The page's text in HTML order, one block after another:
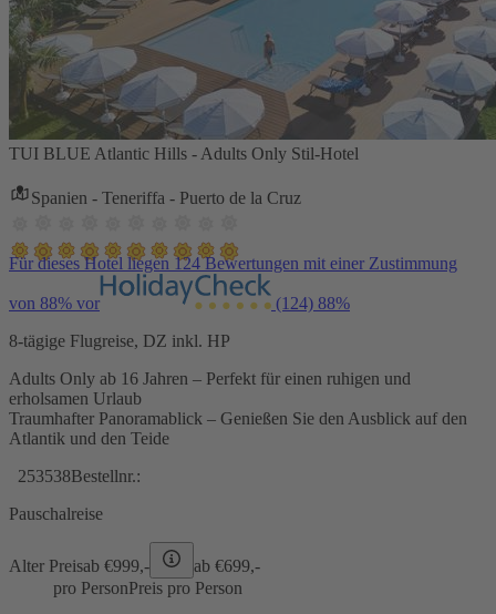
TUI BLUE Atlantic Hills - Adults Only Stil-Hotel
Spanien - Teneriffa - Puerto de la Cruz
Für dieses Hotel liegen 124 Bewertungen mit einer Zustimmung
von 88% vor (124) 88%
8-tägige Flugreise, DZ inkl. HP
Adults Only ab 16 Jahren – Perfekt für einen ruhigen und
erholsamen Urlaub
Traumhafter Panoramablick – Genießen Sie den Ausblick auf den
Atlantik und den Teide
253538Bestellnr.:
Pauschalreise
Alter Preisab €999,- ab €699,-
pro PersonPreis pro Person